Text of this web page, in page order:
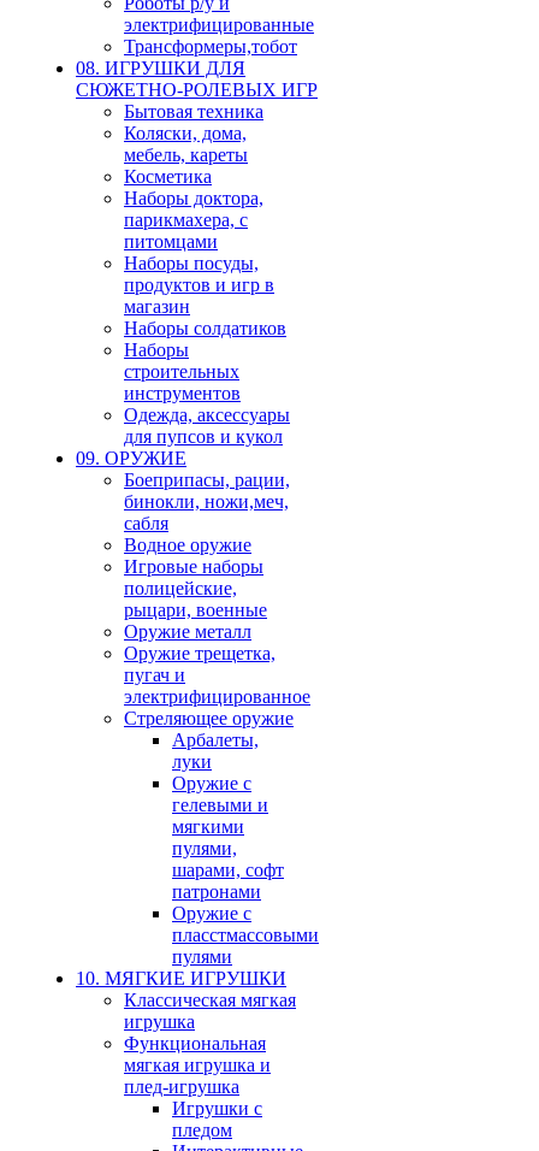
электрифицированные
Трансформеры,тобот
08. ИГРУШКИ ДЛЯ
СЮЖЕТНО-РОЛЕВЫХ ИГР
Бытовая техника
Коляски, дома,
мебель, кареты
Косметика
Наборы доктора,
парикмахера, с
питомцами
Наборы посуды,
продуктов и игр в
магазин
Наборы солдатиков
Наборы
строительных
инструментов
Одежда, аксессуары
для пупсов и кукол
09. ОРУЖИЕ
Боеприпасы, рации,
бинокли, ножи,меч,
сабля
Водное оружие
Игровые наборы
полицейские,
рыцари, военные
Оружие металл
Оружие трещетка,
пугач и
электрифицированное
Стреляющее оружие
Арбалеты,
луки
Оружие с
гелевыми и
мягкими
пулями,
шарами, софт
патронами
Оружие с
пласстмассовыми
пулями
10. МЯГКИЕ ИГРУШКИ
Классическая мягкая
игрушка
Функциональная
мягкая игрушка и
плед-игрушка
Игрушки с
пледом